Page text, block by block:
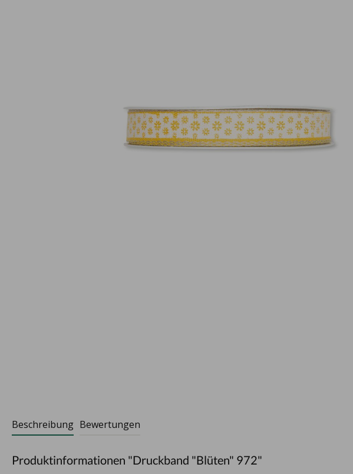
Beschreibung Bewertungen
Produktinformationen "Druckband "Blüten" 972"